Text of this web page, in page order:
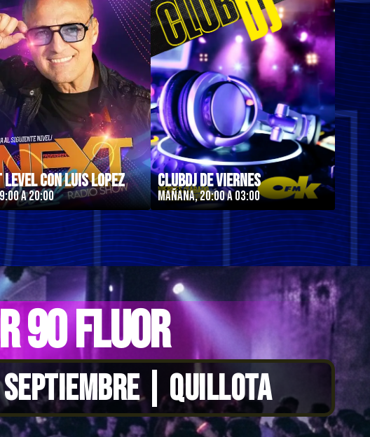
con Luis Lopez
a 20:00
ClubDJ de Viernes
Mañana, 20:00 a 03:00
90 FLUOR
| QUILLOTA